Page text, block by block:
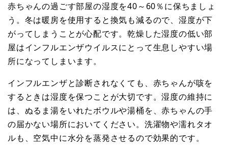
赤ちゃんの過ごす部屋の湿度を40～60％に保ちましょ
う。冬は暖房を使用すると換気も減るので、湿度が下
がってしまうことが心配です。乾燥した湿度の低い部
屋はインフルエンザウイルスにとって生息しやすい場
所になってしまいます。
インフルエンザと診断されなくても、赤ちゃんが咳を
するときは湿度を保つことが大切です。湿度の維持に
は、ぬるま湯をいれたボウルや湯桶を、赤ちゃんの手
の届かない場所においてください。洗濯物や濡れタオ
ルも、空気中に水分を蒸発させるので効果的です。